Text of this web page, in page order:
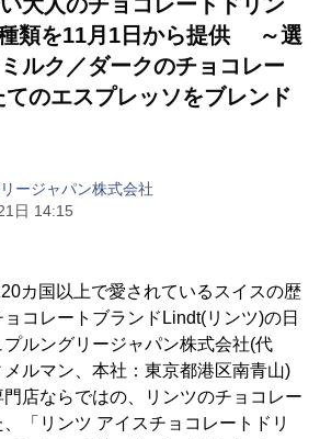
類を11月1日から提供 ～選
ルク／ダークのチョコレー
てのエスプレッソをブレンド
ージャパン株式会社
日 14:15
カ国以上で愛されているスイスの歴
コレートブランドLindt(リンツ)の日
ルングリージャパン株式会社(代
ルマン、本社：東京都港区南青山)
店ならではの、リンツのチョコレー
、「リンツ アイスチョコレートドリ